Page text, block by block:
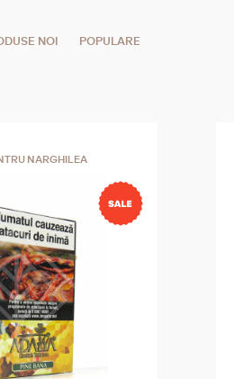
NOI POPULARE
NARGHILEA